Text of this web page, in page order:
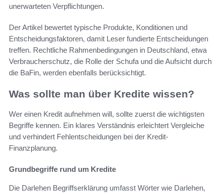
unerwarteten Verpflichtungen.
Der Artikel bewertet typische Produkte, Konditionen und
Entscheidungsfaktoren, damit Leser fundierte Entscheidungen
treffen. Rechtliche Rahmenbedingungen in Deutschland, etwa
Verbraucherschutz, die Rolle der Schufa und die Aufsicht durch
die BaFin, werden ebenfalls berücksichtigt.
Was sollte man über Kredite wissen?
Wer einen Kredit aufnehmen will, sollte zuerst die wichtigsten
Begriffe kennen. Ein klares Verständnis erleichtert Vergleiche
und verhindert Fehlentscheidungen bei der Kredit-
Finanzplanung.
Grundbegriffe rund um Kredite
Die Darlehen Begriffserklärung umfasst Wörter wie Darlehen,